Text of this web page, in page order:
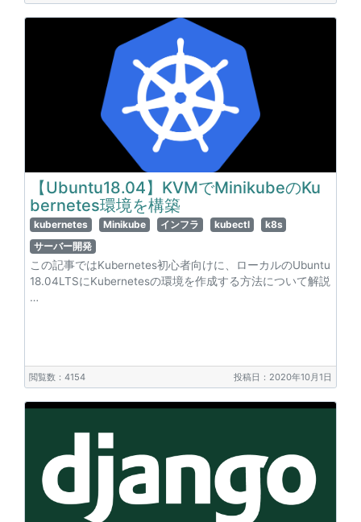
【Ubuntu18.04】KVMでMinikubeのKu
bernetes環境を構築
kubernetes Minikube インフラ kubectl
k8s
サーバー開発
この記事ではKubernetes初心者向けに、ローカルのUbuntu
18.04LTSにKubernetesの環境を作成する方法について解説
…
閲覧数：4154 投稿日：2020年10月1日